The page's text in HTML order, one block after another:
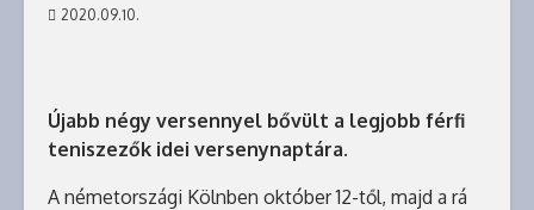
2020.09.10.
Újabb négy versennyel bővült a legjobb férfi
teniszezők idei versenynaptára.
A németországi Kölnben október 12-től, majd a rá